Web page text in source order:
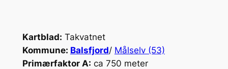
Kartblad: Takvatnet
Kommune: Balsfjord/ Målselv (53)
Primærfaktor A: ca 750 meter